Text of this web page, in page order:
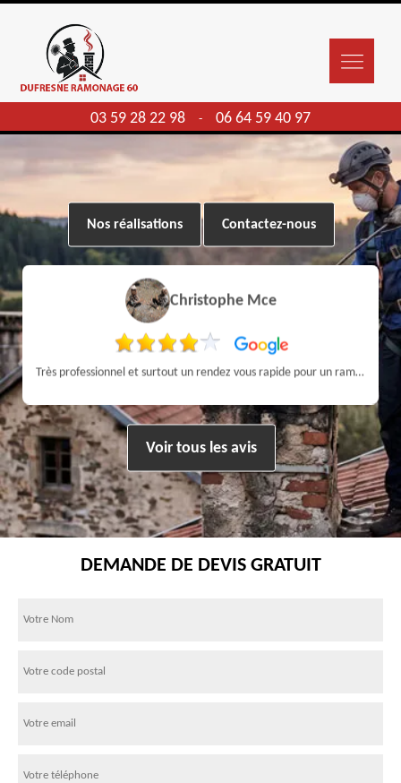
03 59 28 22 98 - 06 64 59 40 97
Nos réalisations Contactez-nous
Christophe Mce
Très professionnel et surtout un rendez vous rapide pour un ramonage efficace
Voir tous les avis
DEMANDE DE DEVIS GRATUIT